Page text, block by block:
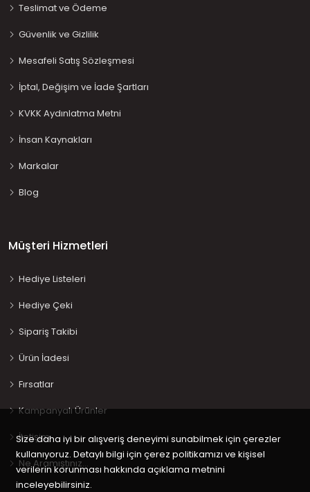
Teslimat ve Ödeme
Güvenlik ve Gizlilik
Mesafeli Satış Sözleşmesi
İptal, Değişim ve İade Şartları
KVKK Aydınlatma Metni
İnsan Kaynakları
Markalar
Blog
Müşteri Hizmetleri
Hediye Listeleri
Hediye Çeki
Sipariş Takibi
Ürün İadesi
Fırsatlar
Kampanyalı Ürünler
İletişim
Ne Aramıştınız…
Size daha iyi bir alışveriş deneyimi sunabilmek için çerezler
kullanıyoruz. Detaylı bilgi için çerez politikamızı ve kişisel
verilerin korunması hakkında açıklama metnini
inceleyebilirsiniz.